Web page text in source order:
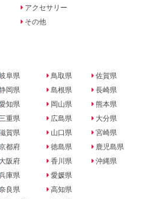
アクセサリー
その他
阜県
岡県
知県
三重県
賀県
都府
大阪府
庫県
良県
鳥取県
島根県
岡山県
広島県
山口県
徳島県
香川県
愛媛県
高知県
佐賀県
長崎県
熊本県
大分県
宮崎県
鹿児島県
沖縄県